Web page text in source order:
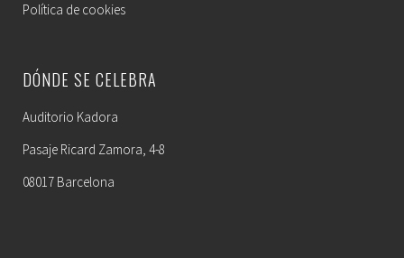
Política de cookies
DÓNDE SE CELEBRA
Auditorio Kadora
Pasaje Ricard Zamora, 4-8
08017 Barcelona